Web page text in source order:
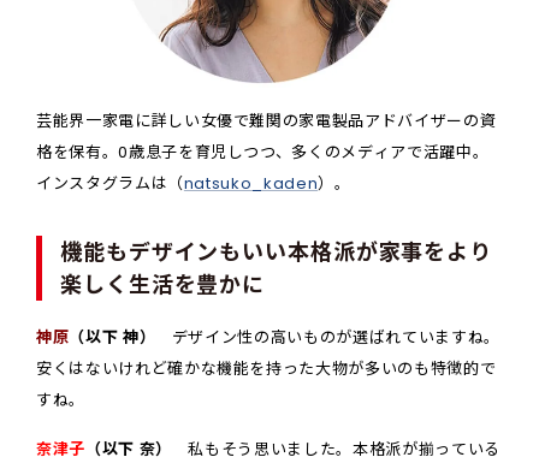
芸能界一家電に詳しい女優で難関の家電製品アドバイザーの資
格を保有。0歳息子を育児しつつ、多くのメディアで活躍中。
インスタグラムは（natsuko_kaden）。
機能もデザインもいい本格派が家事をより
楽しく生活を豊かに
神原 （以下 神）
デザイン性の高いものが選ばれていますね。
安くはないけれど確かな機能を持った大物が多いのも特徴的で
すね。
奈津子 （以下 奈）
私もそう思いました。本格派が揃っている